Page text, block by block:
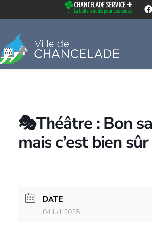
🎭Théâtre : Bon
mais c’est bien sûr
DATE
04 Juil 2025